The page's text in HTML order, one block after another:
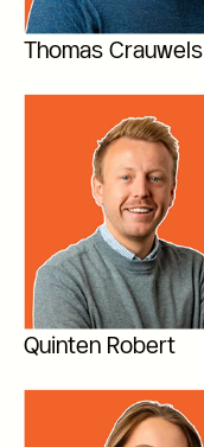
Thomas Crauwels
Quinten Robert